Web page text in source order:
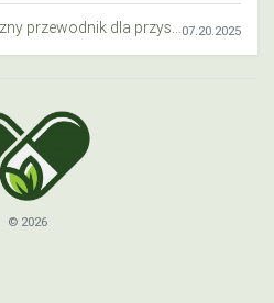
07.20.2025
© 2026